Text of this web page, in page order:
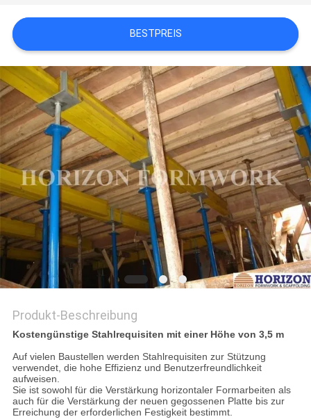
SIE
EIN
ZITAT
BESTPREIS
Produkt-Beschreibung
Kostengünstige Stahlrequisiten mit einer Höhe von 3,5 m
Auf vielen Baustellen werden Stahlrequisiten zur Stützung
verwendet, die hohe Effizienz und Benutzerfreundlichkeit
aufweisen.
Sie ist sowohl für die Verstärkung horizontaler Formarbeiten als
auch für die Verstärkung der neuen gegossenen Platte bis zur
Erreichung der erforderlichen Festigkeit bestimmt.